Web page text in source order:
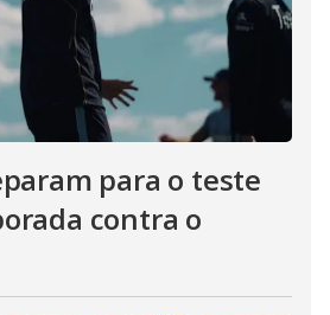
para o teste
contra o